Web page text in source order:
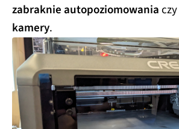
zabraknie autopoziomowaniaczy
kamery.